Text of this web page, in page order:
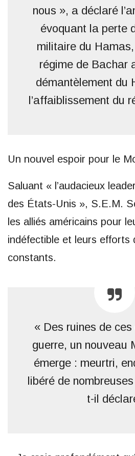
nous », a déclaré
évoquant la perte
militaire du
régime de Bachar
démantèlement du
l’affaiblissement du
Un nouvel espoir pour le
Saluant « l’audacieux
des États-Unis », S.E.M.
les alliés américains pour
indéfectible et leurs efforts
constants.
« Des ruines de
guerre, un nouveau
émerge : meurtri,
libéré de
t-il